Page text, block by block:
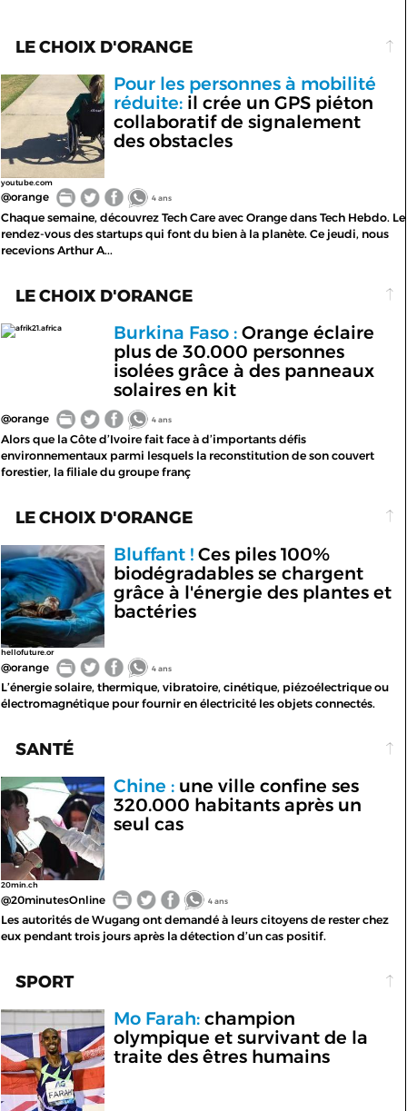
LE CHOIX D'ORANGE
youtube.com
Pour les personnes à mobilité
réduite:il crée un GPS piéton
collaboratif de signalement
des obstacles
@orange 4 ans
Chaque semaine, découvrez Tech Care avec Orange dans Tech Hebdo. Le
rendez-vous des startups qui font du bien à la planète. Ce jeudi, nous
recevions Arthur A...
LE CHOIX D'ORANGE
afrik21.africa Burkina Faso :Orange éclaire
plus de 30.000 personnes
isolées grâce à des panneaux
solaires en kit
@orange 4 ans
Alors que la Côte d’Ivoire fait face à d’importants défis
environnementaux parmi lesquels la reconstitution de son couvert
forestier, la filiale du groupe franç
LE CHOIX D'ORANGE
hellofuture.or
Bluffant !Ces piles 100%
biodégradables se chargent
grâce à l'énergie des plantes et
bactéries
@orange 4 ans
L’énergie solaire, thermique, vibratoire, cinétique, piézoélectrique ou
électromagnétique pour fournir en électricité les objets connectés.
SANTÉ
20min.ch
Chine :une ville confine ses
320.000 habitants après un
seul cas
@20minutesOnline 4 ans
Les autorités de Wugang ont demandé à leurs citoyens de rester chez
eux pendant trois jours après la détection d’un cas positif.
SPORT
Mo Farah:champion
olympique et survivant de la
traite des êtres humains